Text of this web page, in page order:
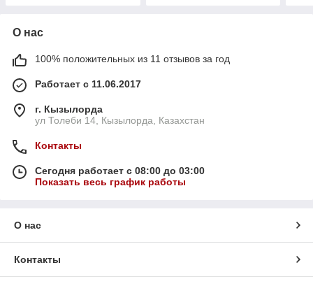
О нас
100% положительных из 11 отзывов за год
Работает с 11.06.2017
г. Кызылорда
ул Толеби 14, Кызылорда, Казахстан
Контакты
Сегодня работает с 08:00 до 03:00
Показать весь график работы
О нас
Контакты